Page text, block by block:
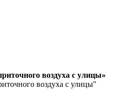
воздуха с улицы»
воздуха с улицы"